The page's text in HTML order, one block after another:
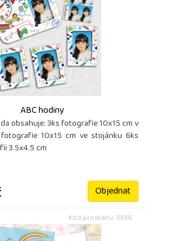
ABC hodiny
obsahuje: 3ks fotografie 10x15 cm v
10x15 cm ve stojánku 6ks
3.5x4.5 cm
Objednat
Kód produktu: 3396